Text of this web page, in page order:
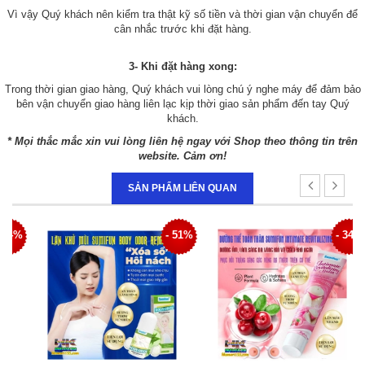
Vì vậy Quý khách nên kiểm tra thật kỹ số tiền và thời gian vận chuyển để
cân nhắc trước khi đặt hàng.
3- Khi đặt hàng xong:
Trong thời gian giao hàng, Quý khách vui lòng chú ý nghe máy để đảm bảo
bên vận chuyển giao hàng liên lạc kịp thời giao sản phẩm đến tay Quý
khách.
* Mọi thắc mắc xin vui lòng liên hệ ngay với Shop theo thông tin trên
website. Cảm ơn!
SẢN PHẨM LIÊN QUAN
- 51% - 34%